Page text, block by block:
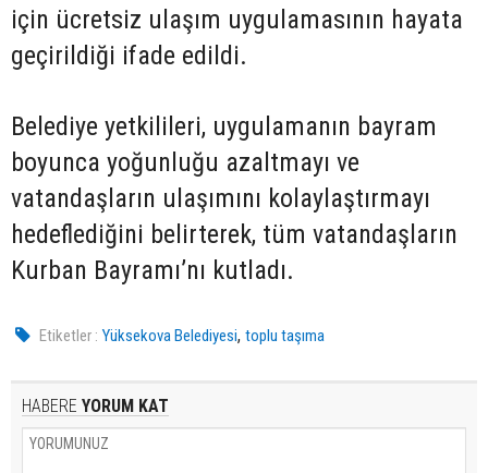
için ücretsiz ulaşım uygulamasının hayata
geçirildiği ifade edildi.
Belediye yetkilileri, uygulamanın bayram
boyunca yoğunluğu azaltmayı ve
vatandaşların ulaşımını kolaylaştırmayı
hedeflediğini belirterek, tüm vatandaşların
Kurban Bayramı’nı kutladı.
Etiketler : Yüksekova Belediyesi,toplu taşıma
HABERE YORUM KAT